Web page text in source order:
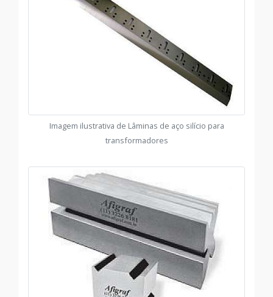
Imagem ilustrativa de Lâminas de aço silício para
transformadores